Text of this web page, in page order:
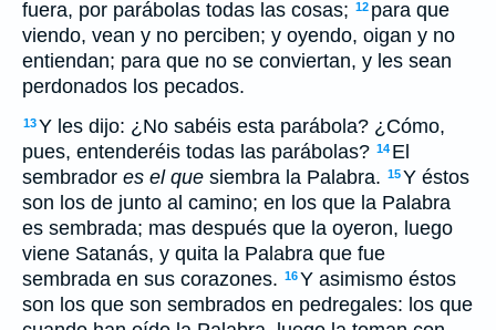
fuera, por parábolas todas las cosas; 12 para que
viendo, vean y no perciben; y oyendo, oigan y no
entiendan; para que no se conviertan, y les sean
perdonados los pecados.
13Y les dijo: ¿No sabéis esta parábola? ¿Cómo,
pues, entenderéis todas las parábolas? 14 El
sembrador es el que siembra la Palabra. 15Y éstos
son los de junto al camino; en los que la Palabra
es sembrada; mas después que la oyeron, luego
viene Satanás, y quita la Palabra que fue
sembrada en sus corazones. 16Y asimismo éstos
son los que son sembrados en pedregales: los que